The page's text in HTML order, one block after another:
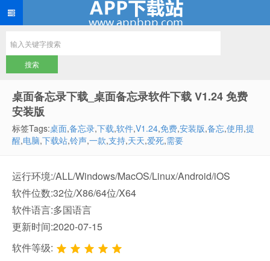
桌面备忘录下载_桌面备忘录软件下载 V1.24 免费
安装版
标签Tags:桌面,备忘录,下载,软件,V1.24,免费,安装版,备忘,使用,提
醒,电脑,下载站,铃声,一款,支持,天天,爱死,需要
运行环境:/ALL/Windows/MacOS/Linux/Android/iOS
软件位数:32位/X86/64位/X64
软件语言:多国语言
更新时间:2020-07-15
软件等级: